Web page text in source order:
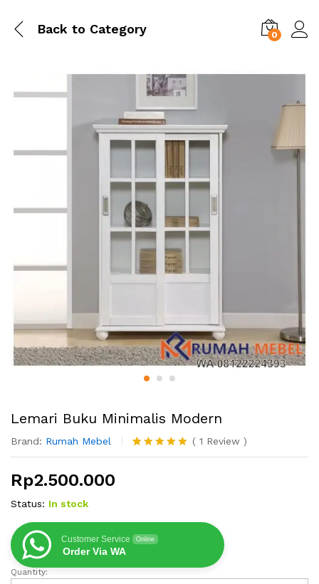
Back to Category 0
Lemari Buku Minimalis Modern
Brand: Rumah Mebel
Peringkat
1
( 1 Review )
Rp2.500.000
Status: In stock
Customer Service Online
Order Via WA
Lemari
Quantity: